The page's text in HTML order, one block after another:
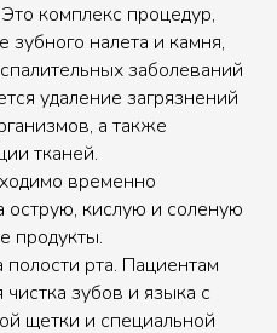
комплекс процедур,
налета и камня,
заболеваний
удаление загрязнений
а также
тканей.
временно
острую, кислую и соленую
продукты.
полости рта. Пациентам
зубов и языка с
щетки и специальной